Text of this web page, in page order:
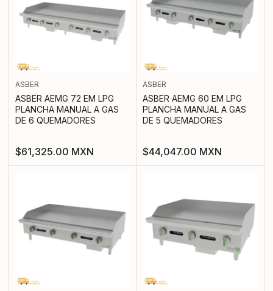
ASBER
ASBER AEMG 72 EM LPG
PLANCHA MANUAL A GAS
DE 6 QUEMADORES
Precio
regular
$61,325.00 MXN
ASBER
ASBER AEMG 60 EM LPG
PLANCHA MANUAL A GAS
DE 5 QUEMADORES
Precio
regular
$44,047.00 MXN